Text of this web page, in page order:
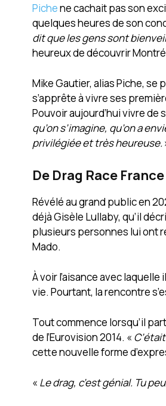
Pichene cachait pas son
quelques heures de son
dit que les gens sont
heureux de découvrir
Mike Gautier, alias Piche, se
s’apprête à vivre ses
Pouvoir aujourd’hui vivre de
qu’on s’imagine, qu’on a
privilégiée et très heureuse.
De Drag Race
Révélé au grand public en
déjà Gisèle Lullaby, qu’il
plusieurs personnes lui ont
Mado.
À voir l’aisance avec
vie. Pourtant, la rencontre
Tout commence lorsqu’il
de l’Eurovision 2014. «
cette nouvelle forme
« Le drag, c’est génial. Tu